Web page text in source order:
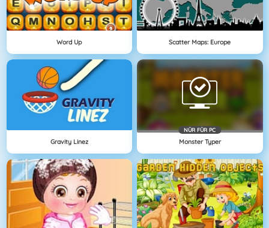
Word Up Scatter Maps: Europe
Gravity Linez
NÜR FÜR PC
Monster Typer